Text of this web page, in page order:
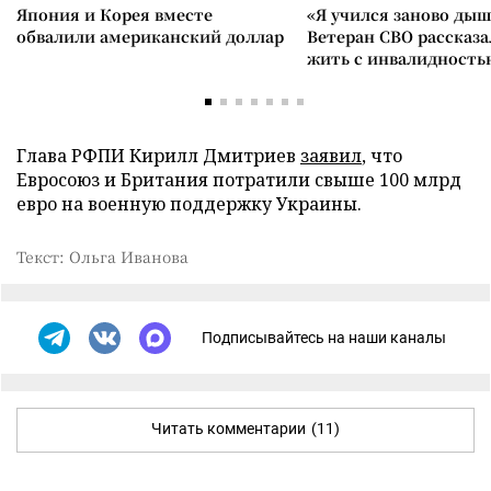
Япония и Корея вместе
обвалили американский доллар
«Я учился заново
Ветеран СВО
жить с
Глава РФПИ Кирилл Дмитриев заявил, что
Евросоюз и Британия потратили свыше 100 млрд
евро на военную поддержку Украины.
Текст: Ольга Иванова
Подписывайтесь на наши каналы
Читать комментарии (11)